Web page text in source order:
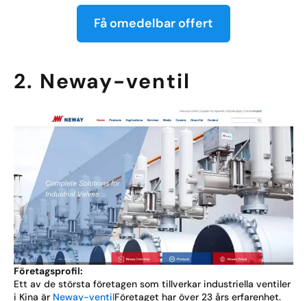
Få omedelbar offert
2. Neway-ventil
Företagsprofil:
Ett av de största företagen som tillverkar industriella ventiler
i Kina är Neway-ventilFöretaget har över 23 års erfarenhet.